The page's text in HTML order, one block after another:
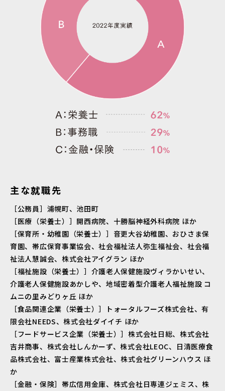
主な就職先
［公務員］浦幌町、池田町
［医療（栄養士）］開西病院、十勝脳神経外科病院 ほか
［保育所・幼稚園（栄養士）］音更大谷幼稚園、おひさま保
育園、帯広保育事業協会、社会福祉法人弥生福祉会、社会福
祉法人慧誠会、株式会社アイグラン ほか
［福祉施設（栄養士）］介護老人保健施設ヴィラかいせい、
介護老人保健施設あかしや、地域密着型介護老人福祉施設 コ
ムニの里みどりヶ丘 ほか
［食品関連企業（栄養士）］トォータルフーズ株式会社、有
限会社NEEDS、株式会社ダイイチ ほか
［フードサービス企業（栄養士）］株式会社日総、株式会社
吉井商事、株式会社しんかーず、株式会社LEOC、日清医療食
品株式会社、富士産業株式会社、株式会社グリーンハウス ほ
か
［金融・保険］帯広信用金庫、株式会社日専連ジェミス、株